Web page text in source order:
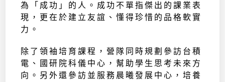
為「成功」的人。成功不單指傑出的課業表
現，更在於建立友誼、懂得珍惜的品格軟實
力。
除了領袖培育課程，營隊同時規劃參訪台積
電、國研院科儀中心，幫助學生思考未來方
向。另外還參訪並服務晨曦發展中心，培養